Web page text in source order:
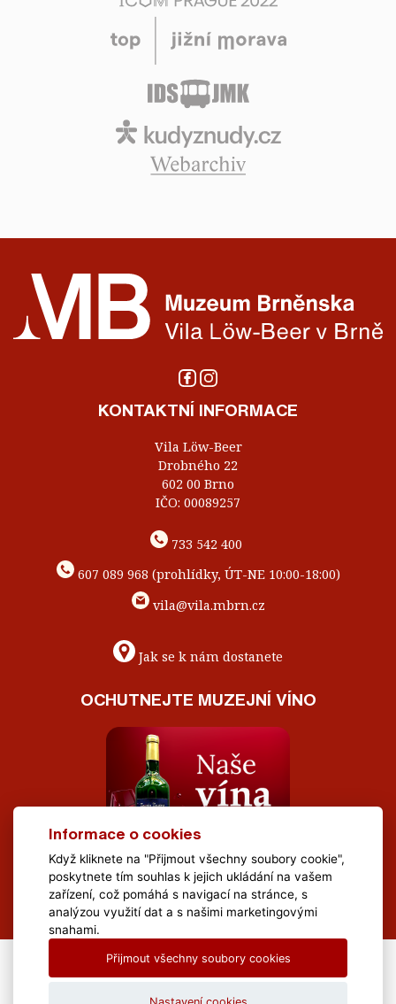
KONTAKTNÍ INFORMACE
Vila Löw-Beer
Drobného 22
602 00 Brno
IČO: 00089257
733 542 400
607 089 968 (prohlídky, ÚT-NE 10:00-18:00)
vila@vila.mbrn.cz
Jak se k nám dostanete
OCHUTNEJTE MUZEJNÍ VÍNO
All Rights Reserved Muzeum Brněnska © 2020, Webdesign by
Informace o cookies
Když kliknete na "Přijmout všechny soubory cookie",
poskytnete tím souhlas k jejich ukládání na vašem
zařízení, což pomáhá s navigací na stránce, s
analýzou využití dat a s našimi marketingovými
snahami.
Přijmout všechny soubory cookies